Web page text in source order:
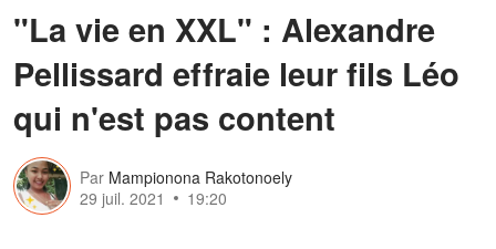
"La vie en XXL" : Alexandre
Pellissard effraie leur fils Léo
qui n'est pas content
Par Mampionona Rakotonoely
29 juil. 2021
19:20